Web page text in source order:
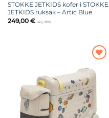
STOKKE JETKIDS kofer i STOKKE
JETKIDS ruksak – Artic Blue
249,00 € uklj. PDV
na listu
želja